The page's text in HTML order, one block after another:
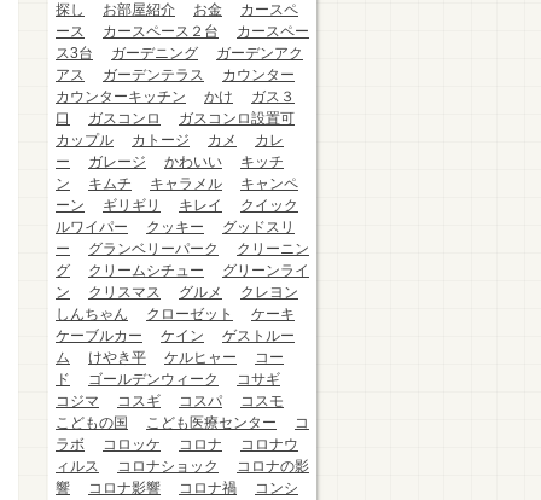
探し
お部屋紹介 お金
カースペ
ース
カースペース２台
カースペー
ス3台
ガーデニング
ガーデンアク
アス
ガーデンテラス
カウンター
カウンターキッチン
かけ
ガス３
口
ガスコンロ
ガスコンロ設置可
カップル
カトージ カメ
カレ
ー
ガレージ かわいい
キッチ
ン
キムチ キャラメル
キャンペ
ーン
ギリギリ キレイ
クイック
ルワイパー
クッキー
グッドスリ
ー
グランベリーパーク
クリーニン
グ
クリームシチュー
グリーンライ
ン
クリスマス グルメ
クレヨン
しんちゃん
クローゼット
ケーキ
ケーブルカー
ケイン
ゲストルー
ム
けやき平 ケルヒャー
コー
ド
ゴールデンウィーク
コサギ
コジマ
コスギ コスパ
コスモ
こどもの国
こども医療センター
コ
ラボ
コロッケ コロナ
コロナウ
ィルス
コロナショック
コロナの影
響
コロナ影響 コロナ禍
コンシ